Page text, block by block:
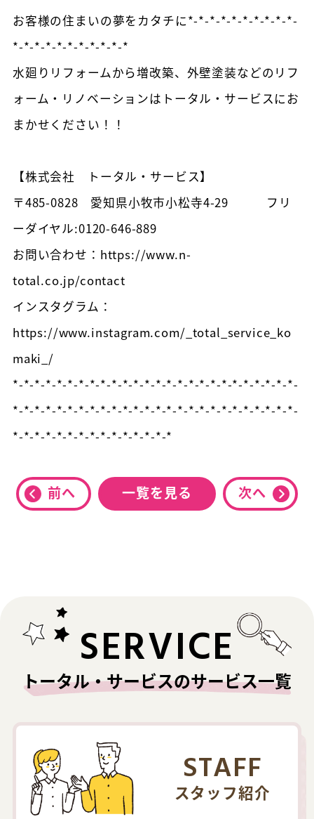
お客様の住まいの夢をカタチに*-*-*-*-*-*-*-*-*-*-
*-*-*-*-*-*-*-*-*-*-*
水廻りリフォームから増改築、外壁塗装などのリフ
ォーム・リノベーションはトータル・サービスにお
まかせください！！
【株式会社 トータル・サービス】
〒485-0828 愛知県小牧市小松寺4-29 フリ
ーダイヤル:0120-646-889
お問い合わせ：https://www.n-
total.co.jp/contact
インスタグラム：
https://www.instagram.com/_total_service_ko
maki_/
*-*-*-*-*-*-*-*-*-*-*-*-*-*-*-*-*-*-*-*-*-*-*-*-*-*-
*-*-*-*-*-*-*-*-*-*-*-*-*-*-*-*-*-*-*-*-*-*-*-*-*-*-
*-*-*-*-*-*-*-*-*-*-*-*-*-*-*
前へ 一覧を見る 次へ
SERVICE
トータル・サービスのサービス一覧
STAFF
スタッフ紹介